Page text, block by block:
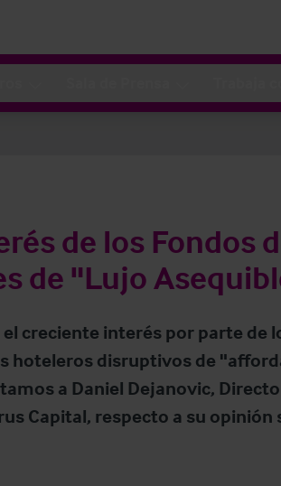
de los Fondos
de "Lujo
creciente interés por parte de
hoteleros disruptivos de
a Daniel Dejanovic,
Capital, respecto a su opinión